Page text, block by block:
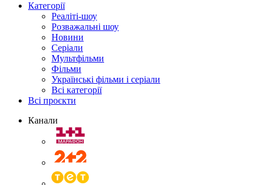
Категорії
Реаліті-шоу
Розважальні шоу
Новини
Серіали
Мультфільми
Фільми
Українські фільми і серіали
Всі категорії
Всі проєкти
Канали